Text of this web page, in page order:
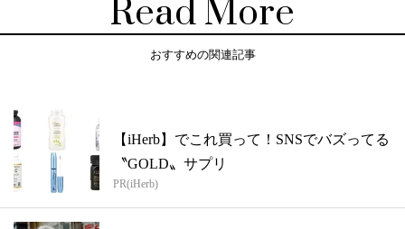
Read More
おすすめの関連記事
【iHerb】でこれ買って！SNSでバズってる
〝GOLD〟サプリ
PR(iHerb)